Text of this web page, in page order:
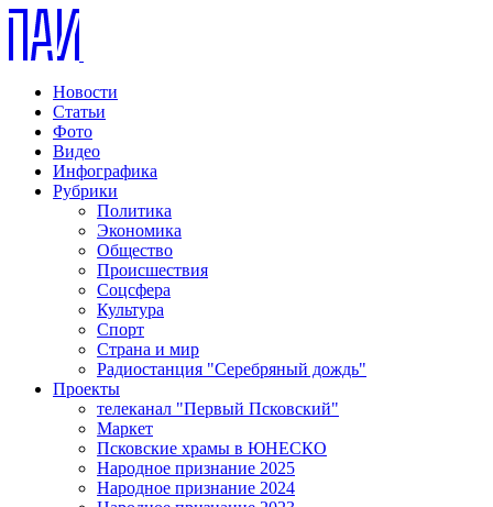
Новости
Статьи
Фото
Видео
Инфографика
Рубрики
Политика
Экономика
Общество
Происшествия
Соцсфера
Культура
Спорт
Страна и мир
Радиостанция "Серебряный дождь"
Проекты
телеканал "Первый Псковский"
Маркет
Псковские храмы в ЮНЕСКО
Народное признание 2025
Народное признание 2024